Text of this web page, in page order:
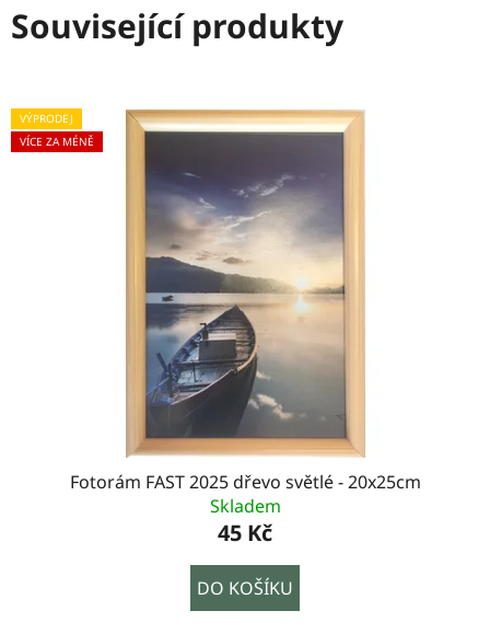
Související produkty
VÝPRODEJ
VÍCE ZA MÉNĚ
Fotorám FAST 2025 dřevo světlé - 20x25cm
Skladem
45 Kč
DO KOŠÍKU